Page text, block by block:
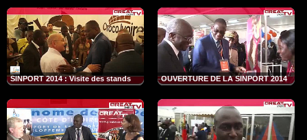
SINPORT 2014 : Visite des stands OUVERTURE DE LA SINPORT 2014